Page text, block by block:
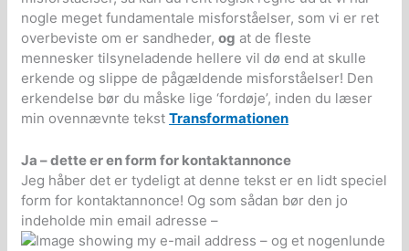
nogle meget fundamentale misforståelser, som vi er ret
overbeviste om er sandheder,og at de fleste
mennesker tilsyneladende hellere vil dø end at skulle
erkende og slippe de pågældende misforståelser! Den
erkendelse bør du måske lige ‘fordøje’, inden du læser
min ovennævnte tekstTransformationen
Ja – dette er en form for kontaktannonce
Jeg håber det er tydeligt at denne tekst er en lidt speciel
form for kontaktannonce! Og som sådan bør den jo
indeholde min email adresse –
– og et nogenlunde